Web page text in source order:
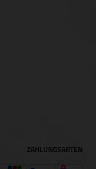
ZAHLUNGSARTEN